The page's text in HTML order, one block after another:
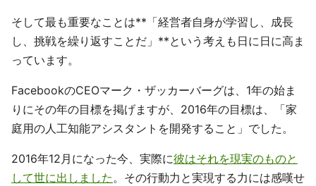
そして最も重要なことは**「経営者自身が学習し、成長
し、挑戦を繰り返すことだ」**という考えも日に日に高ま
っています。
FacebookのCEOマーク・ザッカーバーグは、1年の始ま
りにその年の目標を掲げますが、2016年の目標は、「家
庭用の人工知能アシスタントを開発すること」でした。
2016年12月になった今、実際に彼はそれを現実のものと
して世に出しました。その行動力と実現する力には感嘆せ